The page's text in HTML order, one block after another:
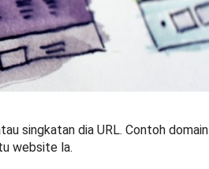
singkatan dia URL. Contoh domain
website la.